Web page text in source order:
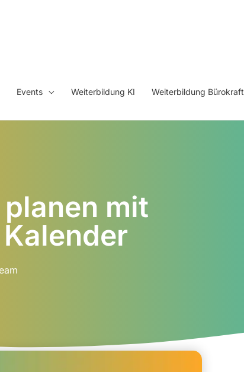
Events Weiterbildung KI Weiterbildung Bürokraft
mit